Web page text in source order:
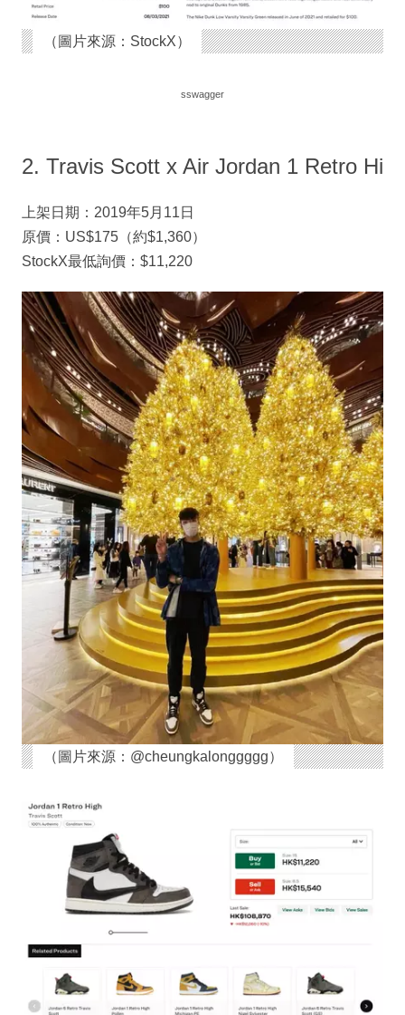
（圖片來源：StockX）
sswagger
2. Travis Scott x Air Jordan 1 Retro Hi
上架日期：2019年5月11日
原價：US$175（約$1,360）
StockX最低詢價：$11,220
（圖片來源：@cheungkalonggggg）